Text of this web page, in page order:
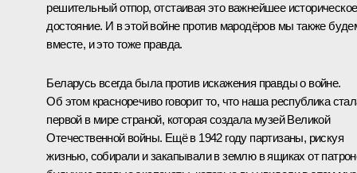
решительный отпор, отстаивая это важнейшее историческое
достояние. И в этой войне против мародёров мы также
вместе, и это тоже правда.
Беларусь всегда была против искажения правды о войне.
Об этом красноречиво говорит то, что наша республика
первой в мире страной, которая создала музей Великой
Отечественной войны. Ещё в 1942 году партизаны, рискуя
жизнью, собирали и закапывали в землю в ящиках от